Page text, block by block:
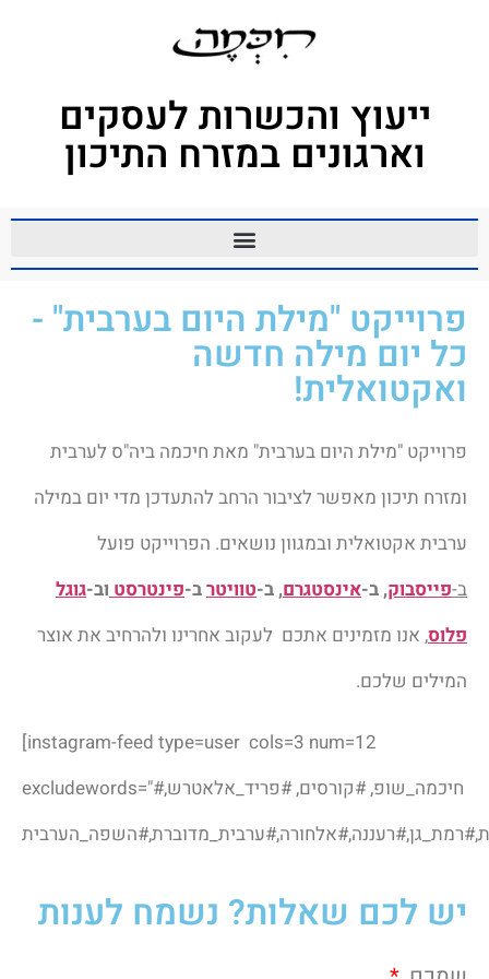
ייעוץ והכשרות לעסקים
וארגונים במזרח התיכון
פרוייקט "מילת היום בערבית" -
כל יום מילה חדשה
ואקטואלית!
פרוייקט "מילת היום בערבית" מאת חיכמה ביה"ס לערבית
ומזרח תיכון מאפשר לציבור הרחב להתעדכן מדי יום במילה
ערבית אקטואלית ובמגוון נושאים. הפרוייקט פועל
ב-פייסבוק,ב-אינסטגרם, ב-טוויטרב-פינטרסטוב-גוגל
פלוס, אנו מזמינים אתכם לעקוב אחרינו ולהרחיב את אוצר
המילים שלכם.
[instagram-feed type=user cols=3 num=12
excludewords="#חיכמה_שופ, #קורסים, #פריד_אלאטרש,
יש לכם שאלות? נשמח לענות